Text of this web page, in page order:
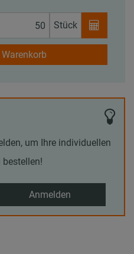
Stück
Warenkorb
um Ihre individuellen
bestellen!
Anmelden